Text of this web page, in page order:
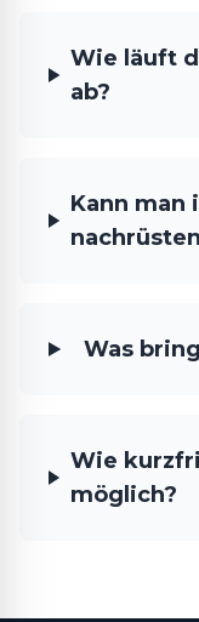
Wie läuft
ab?
Kann man
Was
Wie
möglich?